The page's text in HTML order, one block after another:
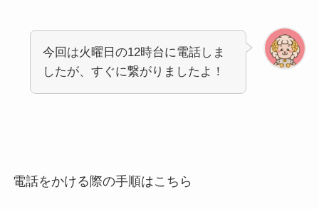
今回は火曜日の12時台に電話しま
したが、すぐに繋がりましたよ！
電話をかける際の手順はこちら